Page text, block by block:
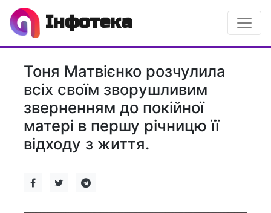
Інфотека
Тоня Матвієнко розчулила
всіх своїм зворушливим
зверненням до покійної
матері в першу річницю її
відходу з життя.